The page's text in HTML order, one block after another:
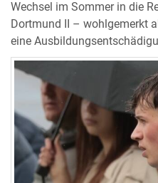
Wechsel im Sommer in die
Dortmund II – wohlgemerkt
eine